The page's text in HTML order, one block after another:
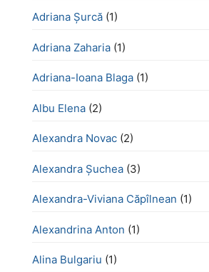
Adriana Șurcă (1)
Adriana Zaharia (1)
Adriana-Ioana Blaga (1)
Albu Elena (2)
Alexandra Novac (2)
Alexandra Șuchea (3)
Alexandra-Viviana Căpîlnean (1)
Alexandrina Anton (1)
Alina Bulgariu (1)